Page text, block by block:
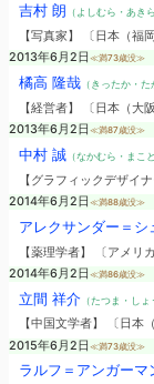
吉村 朗 （よしむら・あきら
【写真家】 〔日本（福
2013年6月2日 ≪満73歳没≫
橘高 隆哉（きったか・た
【経営者】 〔日本（大
2013年6月2日 ≪満87歳没≫
中村 誠（なかむら・まこと
【グラフィックデザイ
2014年6月2日 ≪満88歳没≫
アレクサンダー＝シ
【薬理学者】 〔アメリカ
2014年6月2日 ≪満86歳没≫
立間 祥介（たつま・しょ
【中国文学者】 〔日本
2015年6月2日 ≪満73歳没≫
ラルフ＝アンガーマ